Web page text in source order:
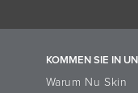
KOMMEN SIE IN
Warum Nu Skin